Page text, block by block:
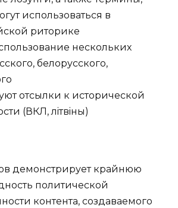
использоваться в
риторике
нескольких
белорусского,
отсылки к исторической
(ВКЛ, лiтвiны)
демонстрирует крайнюю
политической
контента, создаваемого